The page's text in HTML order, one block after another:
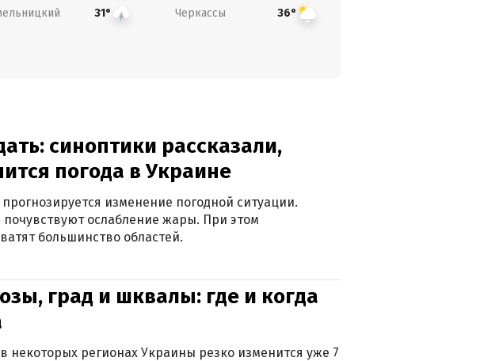
31° Черкассы 36°
синоптики рассказали,
погода в Украине
изменение погодной ситуации.
ослабление жары. При этом
большинство областей.
град и шквалы: где и когда
некоторых регионах Украины резко изменится уже 7